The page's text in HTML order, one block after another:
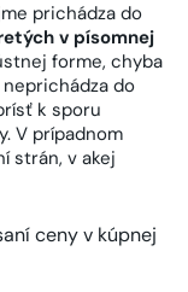
prichádza do
v písomnej
forme, chyba
do
k sporu
V prípadnom
strán, v akej